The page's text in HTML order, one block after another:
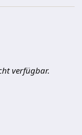
verfügbar.